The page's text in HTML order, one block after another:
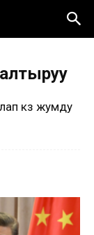
көз жумду